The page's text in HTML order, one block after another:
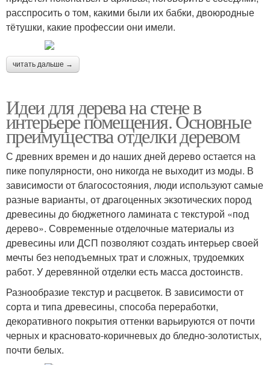
расспросить о том, какими были их бабки, двоюродные
тётушки, какие профессии они имели.
читать дальше →
Идеи для дерева на стене в
интерьере помещения. Основные
преимущества отделки деревом
С древних времен и до наших дней дерево остается на
пике популярности, оно никогда не выходит из моды. В
зависимости от благосостояния, люди используют самые
разные варианты, от драгоценных экзотических пород
древесины до бюджетного ламината с текстурой «под
дерево». Современные отделочные материалы из
древесины или ДСП позволяют создать интерьер своей
мечты без неподъемных трат и сложных, трудоемких
работ. У деревянной отделки есть масса достоинств.
Разнообразие текстур и расцветок. В зависимости от
сорта и типа древесины, способа переработки,
декоративного покрытия оттенки варьируются от почти
черных и красновато-коричневых до бледно-золотистых,
почти белых.